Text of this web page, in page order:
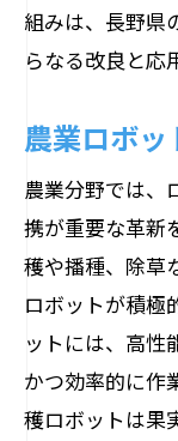
組みは、長野県
らなる改良と応
農業ロボ
農業分野では、
携が重要な革新
穫や播種、除草
ロボットが積極
ットには、高性
かつ効率的に作
穫ロボットは果